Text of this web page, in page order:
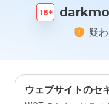
疑
ウェブサイトのセ
価し
ます
か？